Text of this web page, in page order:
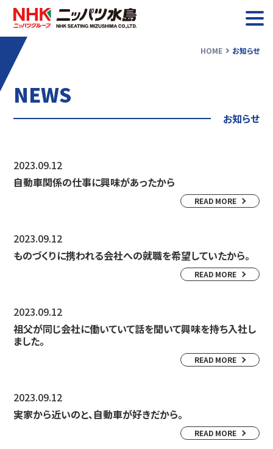
採用情報
HOME お知らせ
NEWS
お知らせ
2023.09.12
自動車関係の仕事に興味があったから
READ MORE
2023.09.12
ものづくりに携われる会社への就職を希望していたから。
READ MORE
2023.09.12
祖父が同じ会社に働いていて話を聞いて興味を持ち入社し
ました。
READ MORE
2023.09.12
実家から近いのと、自動車が好きだから。
READ MORE